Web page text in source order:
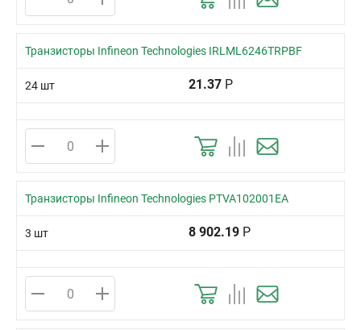
Транзисторы Infineon Technologies IRLML6246TRPBF
24 шт 21.37 Р
Транзисторы Infineon Technologies PTVA102001EA
3 шт 8 902.19 Р